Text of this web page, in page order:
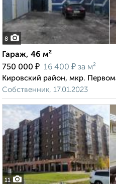
8
Гараж, 46 м²
750 000 ₽ 16 400 ₽ за м²
Кировский район, мкр.
Собственник, 17.01.2023
11